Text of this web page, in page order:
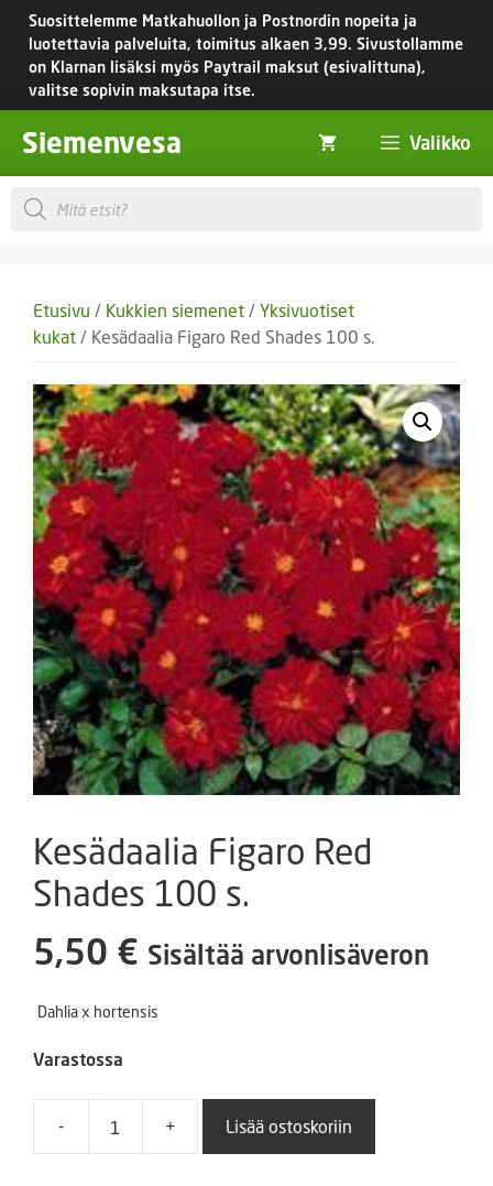
Siirry
sisältöön
Suosittelemme Matkahuollon ja Postnordin nopeita ja
luotettavia palveluita, toimitus alkaen 3,99. Sivustollamme
on Klarnan lisäksi myös Paytrail maksut (esivalittuna),
valitse sopivin maksutapa itse.
Siemenvesa Valikko
Products
search
Etusivu / Kukkien siemenet / Yksivuotiset
kukat / Kesädaalia Figaro Red Shades 100 s.
Kesädaalia Figaro Red
Shades 100 s.
5,50 € Sisältää arvonlisäveron
Dahlia x hortensis
Varastossa
-
Kesädaalia
+ Lisää ostoskoriin